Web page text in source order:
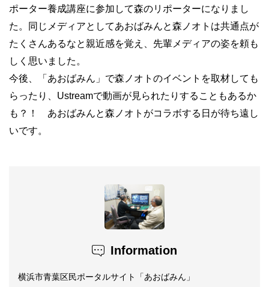
ポーター養成講座に参加して森のリポーターになりまし
た。同じメディアとしてあおばみんと森ノオトは共通点が
たくさんあるなと親近感を覚え、先輩メディアの姿を頼も
しく思いました。
今後、「あおばみん」で森ノオトのイベントを取材しても
らったり、Ustreamで動画が見られたりすることもあるか
も？！ あおばみんと森ノオトがコラボする日が待ち遠し
いです。
Information
横浜市青葉区民ポータルサイト「あおばみん」